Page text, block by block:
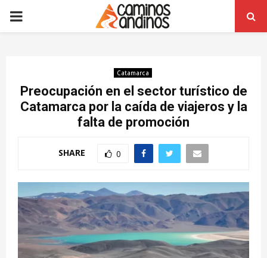
PRIMARY
Catamarca
Preocupación en el sector turístico de
Catamarca por la caída de viajeros y la
falta de promoción
SHARE 0